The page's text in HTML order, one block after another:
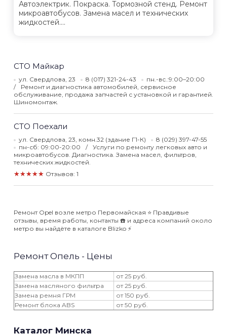
Автоэлектрик. Покраска. Тормозной стенд. Ремонт
микроавтобусов. Замена масел и технических
жидкостей....
СТО Майкар
ул. Свердлова, 23 8 (017) 321-24-43
пн.-вс.:9:00–20:00
Ремонт и диагностика автомобилей, сервисное
обслуживание, продажа запчастей с установкой и гарантией.
Шиномонтаж.
СТО Поехали
ул. Свердлова, 23, комн.32 (здание Г1-К)
8 (029) 397-47-55
пн-сб: 09:00-20:00
Услуги по ремонту легковых авто и
микроавтобусов. Диагностика. Замена масел, фильтров,
технических жидкостей.
★★★★★ Отзывов: 1
Ремонт Opel возле метро Первомайская ⭐️ Правдивые
отзывы, время работы, контакты ☎️ и адреса компаний около
метро вы найдёте в каталоге Blizko ⚡️
Ремонт Опель - Цены
Замена масла в МКПП
от 25 руб.
Замена масляного фильтра
от 25 руб.
Замена ремня ГРМ
от 150 руб.
Ремонт блока ABS
от 50 руб.
Каталог Минска